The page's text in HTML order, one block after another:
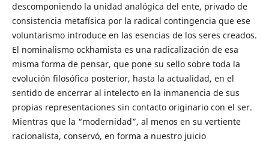
descomponiendo la unidad analógica del ente, privado de
consistencia metafísica por la radical contingencia que ese
voluntarismo introduce en las esencias de los seres creados.
El nominalismo ockhamista es una radicalización de esa
misma forma de pensar, que pone su sello sobre toda la
evolución filosófica posterior, hasta la actualidad, en el
sentido de encerrar al intelecto en la inmanencia de sus
propias representaciones sin contacto originario con el ser.
Mientras que la “modernidad”, al menos en su vertiente
racionalista, conservó, en forma a nuestro juicio